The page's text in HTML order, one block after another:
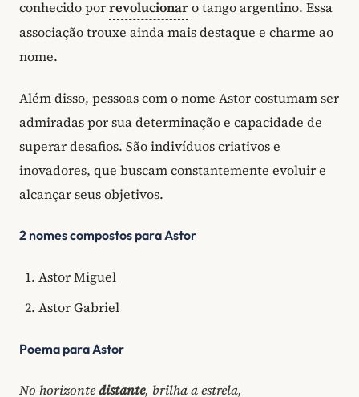
conhecido porrevolucionaro tango argentino. Essa
associação trouxe ainda mais destaque e charme ao
nome.
Além disso, pessoas com o nome Astor costumam ser
admiradas por sua determinação e capacidade de
superar desafios. São indivíduos criativos e
inovadores, que buscam constantemente evoluir e
alcançar seus objetivos.
2 nomes compostos para Astor
Astor Miguel
Astor Gabriel
Poema para Astor
No horizontedistante, brilha a estrela,